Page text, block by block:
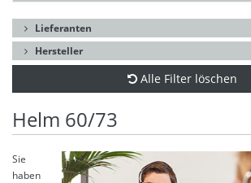
Lieferanten
Hersteller
Alle Filter löschen
Helm 60/73
Sie
haben